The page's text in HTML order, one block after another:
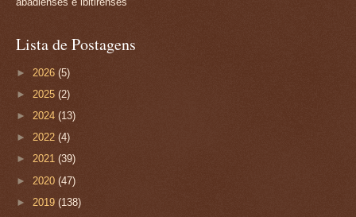
Lista de Postagens
► 2026 (5)
► 2025 (2)
► 2024 (13)
► 2022 (4)
► 2021 (39)
► 2020 (47)
► 2019 (138)